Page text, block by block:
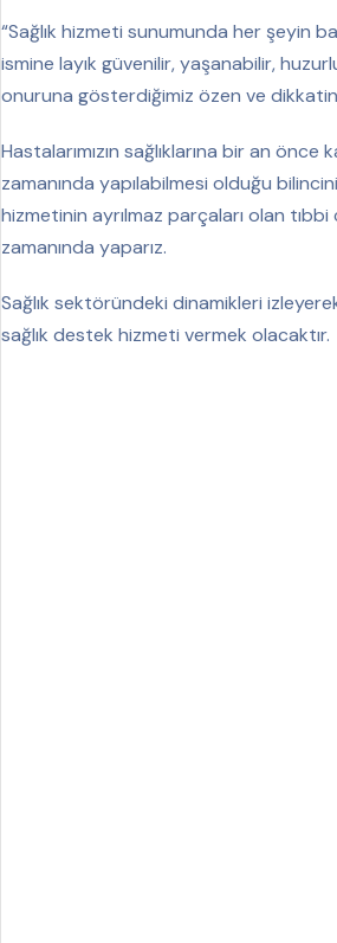
“Sağlık hizmeti sunumunda her şeyin
ismine layık güvenilir, yaşanabilir,
onuruna gösterdiğimiz özen ve
Hastalarımızın sağlıklarına bir an
zamanında yapılabilmesi olduğu
hizmetinin ayrılmaz parçaları olan
zamanında yaparız.
Sağlık sektöründeki dinamikleri
sağlık destek hizmeti vermek olacaktır.